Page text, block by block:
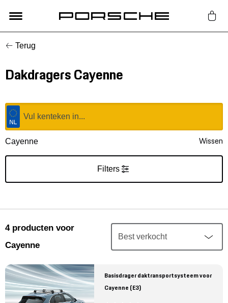
Lifestyle
Auto Accessoires
Classic
Nieuw
Mijn account
Meer Porsche
Terug
Dakdragers Cayenne
Cayenne Wissen
Filters
4producten voor
Cayenne
Basisdrager daktransportsysteem voor
Cayenne (E3)